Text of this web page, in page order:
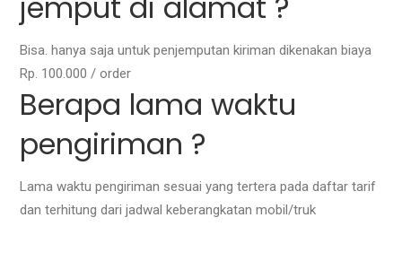
Bisa. hanya saja untuk penjemputan kiriman dikenakan biaya
Rp. 100.000 / order
Berapa lama waktu
pengiriman ?
Lama waktu pengiriman sesuai yang tertera pada daftar tarif
dan terhitung dari jadwal keberangkatan mobil/truk